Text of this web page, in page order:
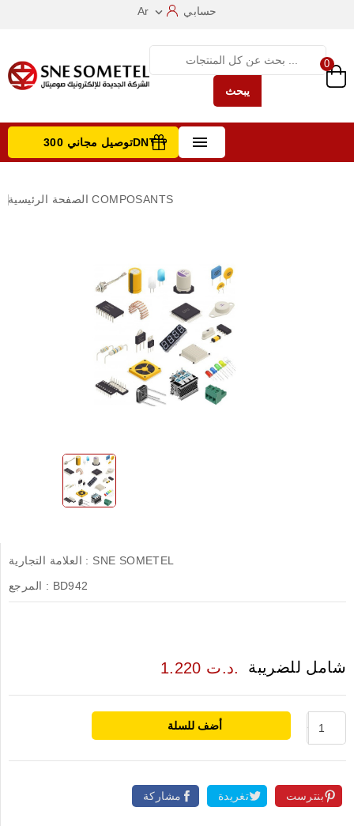
Ar  حسابي
يبحث
0
 توصيل مجاني 300DNT +
الصفحة الرئيسية COMPOSANTS
العلامة التجارية : SNE SOMETEL
المرجع : BD942
1.220 د.ت. شامل للضريبة
أضف للسلة
مشاركة تغريدة بنترست